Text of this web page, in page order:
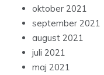
oktober 2021
september 2021
august 2021
juli 2021
maj 2021